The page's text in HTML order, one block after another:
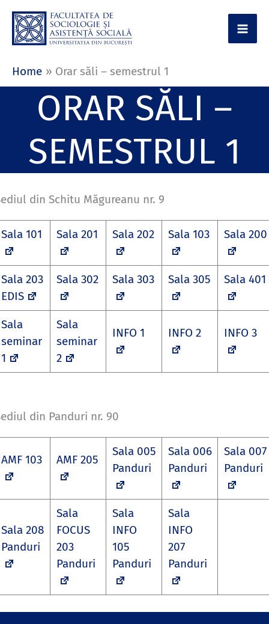
content
Home Orar săli – semestrul 1
ORAR SĂLI –
SEMESTRUL 1
din Schitu Măgureanu nr. 9
Sala 101 Sala 201 Sala 202 Sala 103 Sala 200
Sala 203
EDIS
Sala 302 Sala 303 Sala 305 Sala 401
Sala
seminar
1
Sala
seminar
2
INFO 1 INFO 2 INFO 3
din Panduri nr. 90
AMF 103 AMF 205
Sala 005
Panduri
Sala 006
Panduri
Sala 007
Panduri
Sala 208
Panduri
Sala
FOCUS
203
Panduri
Sala
INFO
105
Panduri
Sala
INFO
207
Panduri